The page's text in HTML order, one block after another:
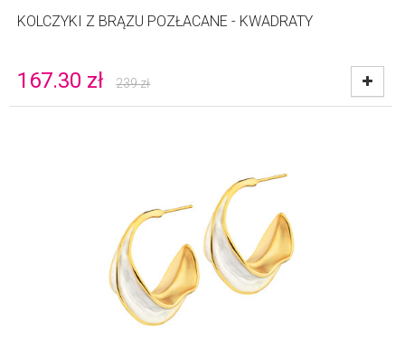
KOLCZYKI Z BRĄZU POZŁACANE - KWADRATY
167.30 zł 239zł